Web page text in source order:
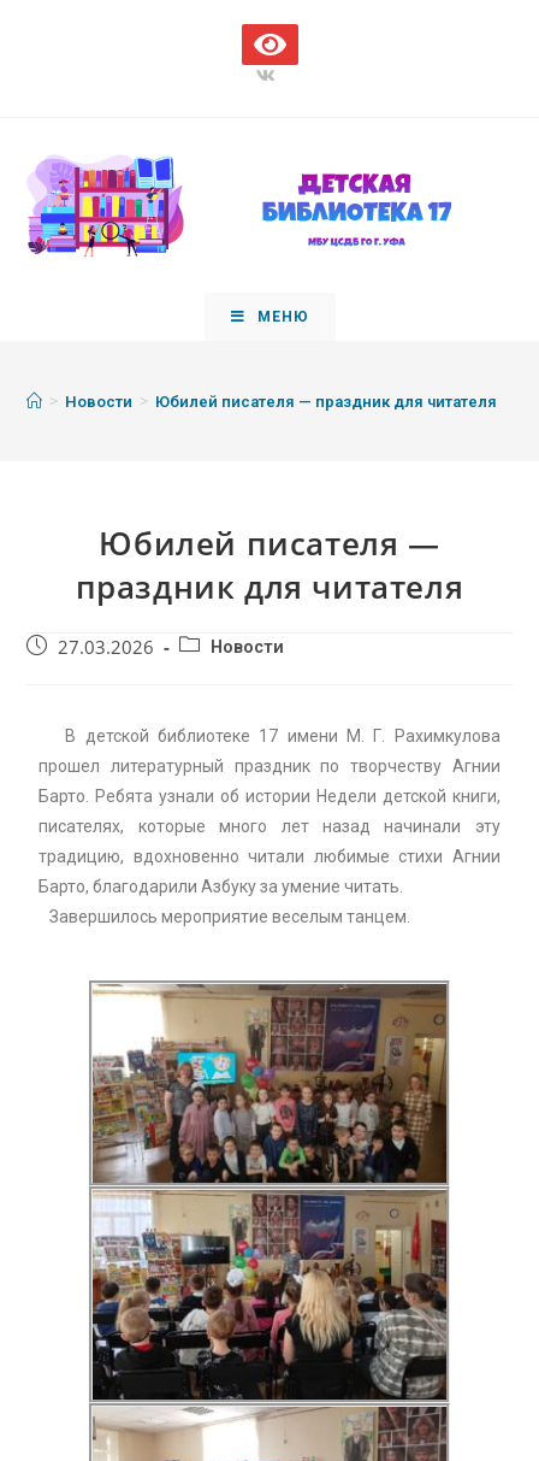
МЕНЮ
> Новости > Юбилей писателя — праздник для читателя
Юбилей писателя —
праздник для читателя
27.03.2026 Новости
В детской библиотеке 17 имени М. Г. Рахимкулова
прошел литературный праздник по творчеству Агнии
Барто. Ребята узнали об истории Недели детской книги,
писателях, которые много лет назад начинали эту
традицию, вдохновенно читали любимые стихи Агнии
Барто, благодарили Азбуку за умение читать.
Завершилось мероприятие веселым танцем.